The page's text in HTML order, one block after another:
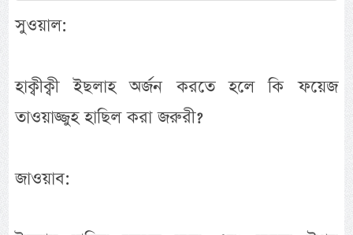
সুওয়াল:
হাক্বীক্বী ইছলাহ অর্জন করতে হলে কি ফয়েজ
তাওয়াজ্জুহ হাছিল করা জরুরী?
জাওয়াব: